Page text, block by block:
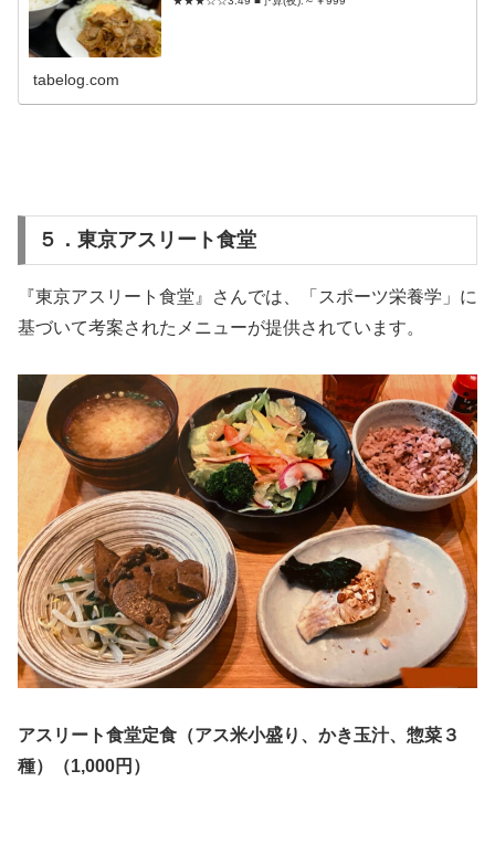
tabelog.com
５．東京アスリート食堂
『東京アスリート食堂』さんでは、「スポーツ栄養学」に
基づいて考案されたメニューが提供されています。
アスリート食堂定食（アス米小盛り、かき玉汁、惣菜３
種）（1,000円）